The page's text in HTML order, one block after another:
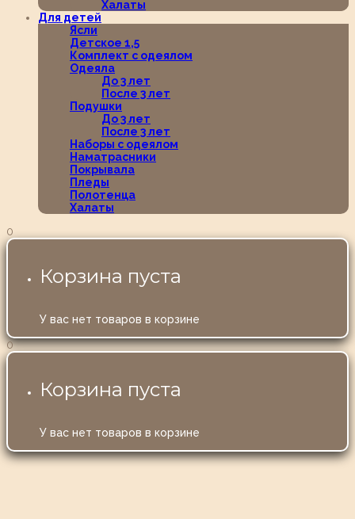
Халаты
Для детей
Ясли
Детское 1,5
Комплект с одеялом
Одеяла
До 3 лет
После 3 лет
Подушки
До 3 лет
После 3 лет
Наборы с одеялом
Наматрасники
Покрывала
Пледы
Полотенца
Халаты
0
Корзина пуста
У вас нет товаров в корзине
0
Корзина пуста
У вас нет товаров в корзине